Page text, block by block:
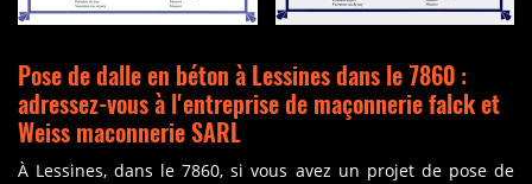
Pose de dalle en béton à Lessines dans le 7860 :
adressez-vous à l'entreprise de maçonnerie falck et
Weiss maconnerie SARL
À Lessines, dans le 7860, si vous avez un projet de pose de